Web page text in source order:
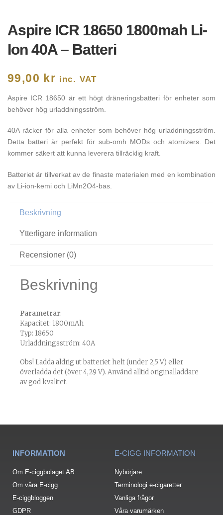
Aspire ICR 18650 1800mah Li-
Ion 40A – Batteri
99,00 kr inc. VAT
Aspire ICR 18650 är ett högt dräneringsbatteri för enheter som
behöver hög urladdningsström.
40A räcker för alla enheter som behöver hög urladdningsström.
Detta batteri är perfekt för sub-omh MODs och atomizers. Det
kommer säkert att kunna leverera tillräcklig kraft.
Batteriet är tillverkat av de finaste materialen med en kombination
av Li-ion-kemi och LiMn2O4-bas.
Beskrivning
Ytterligare information
Recensioner (0)
Beskrivning
Parametrar:
Kapacitet: 1800mAh
Typ: 18650
Urladdningsström: 40A
Obs! Ladda aldrig ut batteriet helt (under 2,5 V) eller
överladda det (över 4,29 V). Använd alltid originalladdare
av god kvalitet.
INFORMATION
Om E-ciggbolaget AB
Om våra E-cigg
E-ciggbloggen
GDPR
E-CIGG INFORMATION
Nybörjare
Terminologi e-cigaretter
Vanliga frågor
Våra varumärken